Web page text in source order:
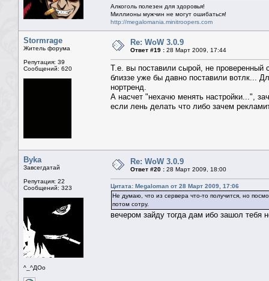
Алкоголь полезен для здоровья!
Миллионы мужчин не могут ошибаться!
http://megalomania.minitroopers.com
Stormrage
Житель форума
Репутация: 39
Сообщений: 620
Re: WoW 3.0.9
Ответ #19 : 28 Март 2009, 17:44
Т.е. вы поставили сырой, не проверенный
близзе уже бы давно поставили вотлк...
нортренд.
А насчет "нехачю менять настройки...",
если лень делать что либо зачем
Byka
Завсегдатай
Репутация: 22
Сообщений: 323
^_^ДОо
Re: WoW 3.0.9
Ответ #20 : 28 Март 2009, 18:00
Цитата: Megaloman от 28 Март 2009, 17:06
Не думаю, что из сервера что-то получится, но
потом сотру.
вечером зайду тогда дам ибо зашол